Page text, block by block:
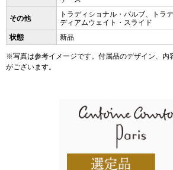
その他
トラディショナル・バルブ、トラ
ディアムウェイト・スライド
状態
新品
※写真は参考イメージです。付属品のデザイン、内
がございます。